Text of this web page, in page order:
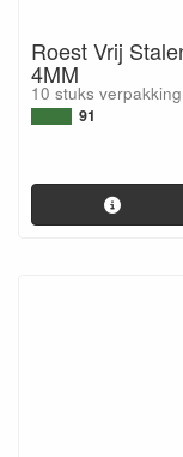
Roest Vrij
4MM
10 stuks verpakking
91